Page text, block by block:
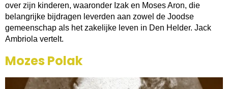
over zijn kinderen, waaronder Izak en Moses Aron, die
belangrijke bijdragen leverden aan zowel de Joodse
gemeenschap als het zakelijke leven in Den Helder. Jack
Ambriola vertelt.
Mozes Polak